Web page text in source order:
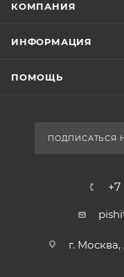
КОМПАНИЯ
ИНФОРМАЦИЯ
ПОМОЩЬ
ПОДПИСАТЬСЯ
г.